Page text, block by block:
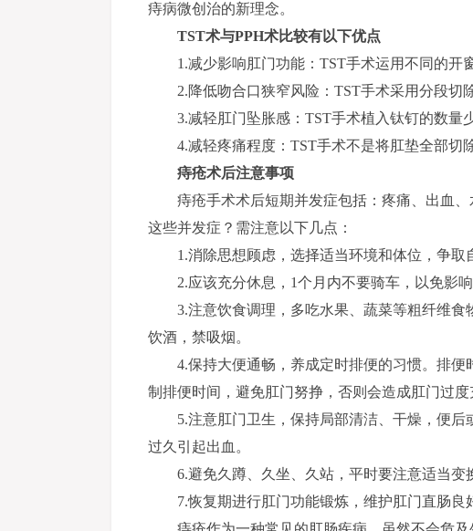
痔病微创治的新理念。
TST术与PPH术比较有以下优点
1.减少影响肛门功能：TST手术运用不同的开
2.降低吻合口狭窄风险：TST手术采用分段切
3.减轻肛门坠胀感：TST手术植入钛钉的数量
4.减轻疼痛程度：TST手术不是将肛垫全部切
痔疮术后注意事项
痔疮手术术后短期并发症包括：疼痛、出血
这些并发症？ 需注意以下几点：
1.消除思想顾虑，选择适当环境和体位，争
2.应该充分休息，1个月内不要骑车，以免影
3.注意饮食调理，多吃水果、蔬菜等粗纤维
饮酒，禁吸烟。
4.保持大便通畅，养成定时排便的习惯。排
制排便时间，避免肛门努挣，否则会造成肛门过度
5.注意肛门卫生，保持局部清洁、干燥，便
过久引起出血。
6.避免久蹲、久坐、久站，平时要注意适当变
7.恢复期进行肛门功能锻炼，维护肛门直肠良